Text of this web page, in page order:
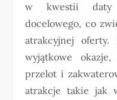
w kwestii daty
docelowego, co
atrakcyjnej
wyjątkowe
przelot i
atrakcje takie jak